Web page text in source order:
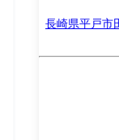
長崎県平戸市